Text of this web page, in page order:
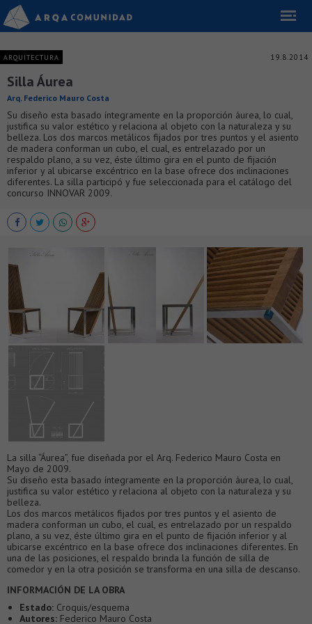
ARQUITECTURA 19.8.2014
Silla Áurea
Arq. Federico Mauro Costa
Su diseño esta basado íntegramente en la proporción áurea, lo cual,
justifica su valor estético y relaciona al objeto con la naturaleza y su
belleza. Los dos marcos metálicos fijados por tres puntos y el asiento
de madera conforman un cubo, el cual, es entrelazado por un
respaldo plano, a su vez, éste último gira en el punto de fijación
inferior y al ubicarse excéntrico en la base ofrece dos inclinaciones
diferentes. La silla participó y fue seleccionada para el catálogo del
concurso INNOVAR 2009.
La silla “Áurea”, fue diseñada por el Arq. Federico Mauro Costa en
Mayo de 2009.
Su diseño esta basado íntegramente en la proporción áurea, lo cual,
justifica su valor estético y relaciona al objeto con la naturaleza y su
belleza.
Los dos marcos metálicos fijados por tres puntos y el asiento de
madera conforman un cubo, el cual, es entrelazado por un respaldo
plano, a su vez, éste último gira en el punto de fijación inferior y al
ubicarse excéntrico en la base ofrece dos inclinaciones diferentes. En
una de las posiciones, el respaldo brinda la función de silla de
comedor y en la otra posición se transforma en una silla de descanso.
INFORMACIÓN DE LA OBRA
Estado: Croquis/esquema
Autores: Federico Mauro Costa